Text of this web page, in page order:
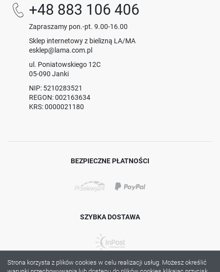
+48 883 106 406
Zapraszamy pon.-pt. 9.00-16.00
Sklep internetowy z bielizną LA/MA
esklep@lama.com.pl
ul. Poniatowskiego 12C
05-090 Janki
NIP: 5210283521
REGON: 002163634
KRS: 0000021180
BEZPIECZNE PŁATNOŚCI
SZYBKA DOSTAWA
Strona korzysta z plików cookies w celu realizacji usług. Możesz określić